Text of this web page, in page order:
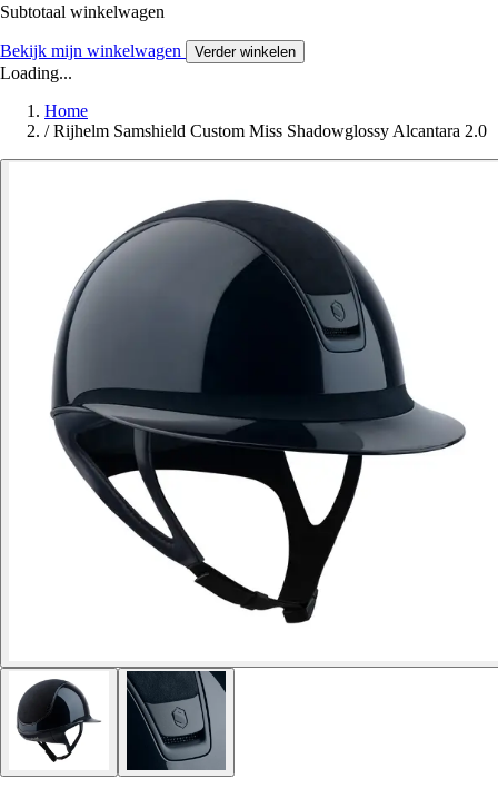
Subtotaal winkelwagen
Bekijk mijn winkelwagen Verder winkelen
Loading...
Home
/ Rijhelm Samshield Custom Miss Shadowglossy Alcantara 2.0